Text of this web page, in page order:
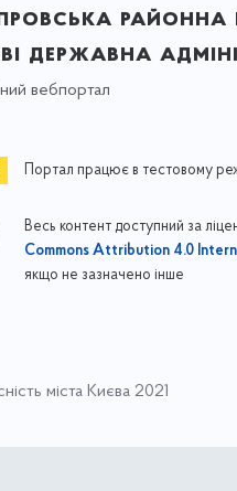
районна
державна
вебпортал
Портал працює в тестовому
Весь контент доступний за
Commons Attribution 4.0
якщо не зазначено інше
міста Києва 2021